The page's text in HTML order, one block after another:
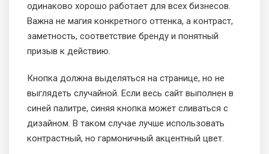
одинаково хорошо работает для всех бизнесов.
Важна не магия конкретного оттенка, а контраст,
заметность, соответствие бренду и понятный
призыв к действию.
Кнопка должна выделяться на странице, но не
выглядеть случайной. Если весь сайт выполнен в
синей палитре, синяя кнопка может сливаться с
дизайном. В таком случае лучше использовать
контрастный, но гармоничный акцентный цвет.